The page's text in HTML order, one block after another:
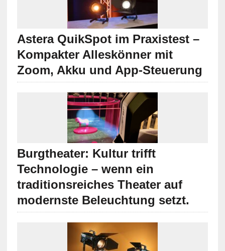
Astera QuikSpot im Praxistest –
Kompakter Alleskönner mit
Zoom, Akku und App-Steuerung
Burgtheater: Kultur trifft
Technologie – wenn ein
traditionsreiches Theater auf
modernste Beleuchtung setzt.